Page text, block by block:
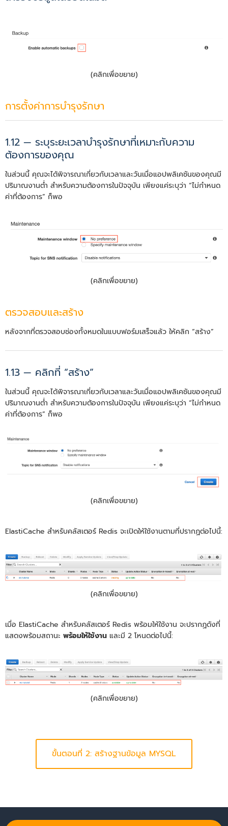
(คลิกเพื่อขยาย)
การตั้งค่าการบำรุงรักษา
1.12 — ระบุระยะเวลาบำรุงรักษาที่เหมาะกับความ
ต้องการของคุณ
ในส่วนนี้ คุณจะได้พิจารณาเกี่ยวกับเวลาและวันเมื่อแอปพลิเคชันของคุณมี
ปริมาณงานต่ำ สำหรับความต้องการในปัจจุบัน เพียงแค่ระบุว่า “ไม่กำหนด
ค่าที่ต้องการ” ก็พอ
(คลิกเพื่อขยาย)
ตรวจสอบและสร้าง
หลังจากที่ตรวจสอบช่องทั้งหมดในแบบฟอร์มเสร็จแล้ว ให้คลิก “สร้าง”
1.13 — คลิกที่ “สร้าง”
ในส่วนนี้ คุณจะได้พิจารณาเกี่ยวกับเวลาและวันเมื่อแอปพลิเคชันของคุณมี
ปริมาณงานต่ำ สำหรับความต้องการในปัจจุบัน เพียงแค่ระบุว่า “ไม่กำหนด
ค่าที่ต้องการ” ก็พอ
(คลิกเพื่อขยาย)
ElastiCache สำหรับคลัสเตอร์ Redis จะเปิดให้ใช้งานตามที่ปรากฏต่อไปนี้:
(คลิกเพื่อขยาย)
เมื่อ ElastiCache สำหรับคลัสเตอร์ Redis พร้อมให้ใช้งาน จะปรากฏดังที่
แสดงพร้อมสถานะ พร้อมให้ใช้งาน และมี 2 โหนดต่อไปนี้:
(คลิกเพื่อขยาย)
ขั้นตอนที่ 2: สร้างฐานข้อมูล MYSQL